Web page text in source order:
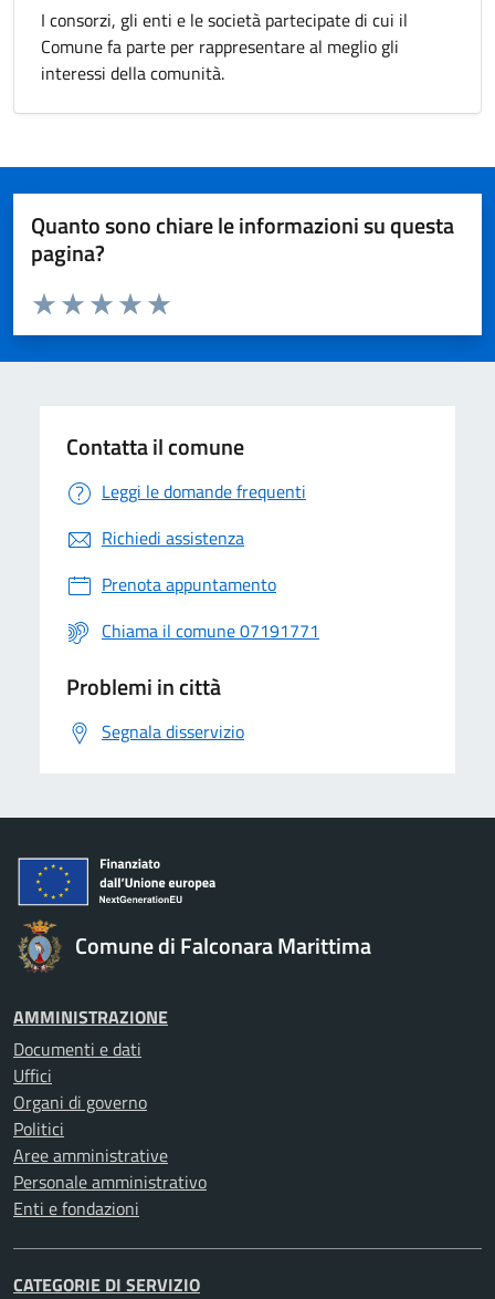
I consorzi, gli enti e le società partecipate di cui il
Comune fa parte per rappresentare al meglio gli
interessi della comunità.
Quanto sono chiare le informazioni su questa
pagina?
Valuta da 1 a 5 stelle la pagina
Valuta 5 stelle su 5
Valuta 4 stelle su 5
Valuta 3 stelle su 5
Valuta 2 stelle su 5
Valuta 1 stelle su 5
Contatta il comune
Leggi le domande frequenti
Richiedi assistenza
Prenota appuntamento
Chiama il comune 07191771
Problemi in città
Segnala disservizio
Comune di Falconara Marittima
AMMINISTRAZIONE
Documenti e dati
Uffici
Organi di governo
Politici
Aree amministrative
Personale amministrativo
Enti e fondazioni
CATEGORIE DI SERVIZIO